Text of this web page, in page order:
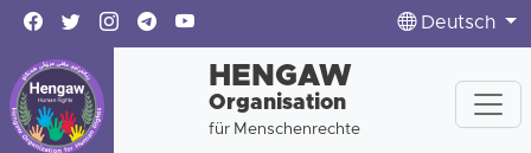
Deutsch
HENGAW
Organisation
für Menschenrechte